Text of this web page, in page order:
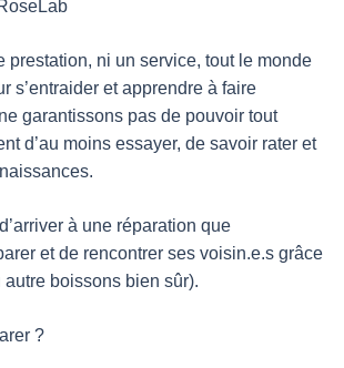
prestation, ni un service, tout le monde
s’entraider et apprendre à faire
garantissons pas de pouvoir tout
d’au moins essayer, de savoir rater et
à une réparation que
et de rencontrer ses voisin.e.s grâce
boissons bien sûr).
?